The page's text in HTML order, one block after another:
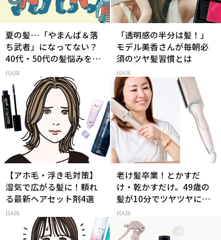
夏の髪…「やまんば＆落
ち武者」になってない？
40代・50代の髪悩みをレ
スキューする裏ワザ
HAIR
「透明感の半分は髪！」
モデル美香さんが毎朝必
須のツヤ髪習慣とは
HAIR
【アホ毛・浮き毛対策】
湿気で広がる髪に！頼れ
る最新ヘアセット剤4選
HAIR
老け髪卒業！とかすだ
け・乾かすだけ。49歳の
髪が10分でツヤツヤにな
る最新ギア2選
HAIR